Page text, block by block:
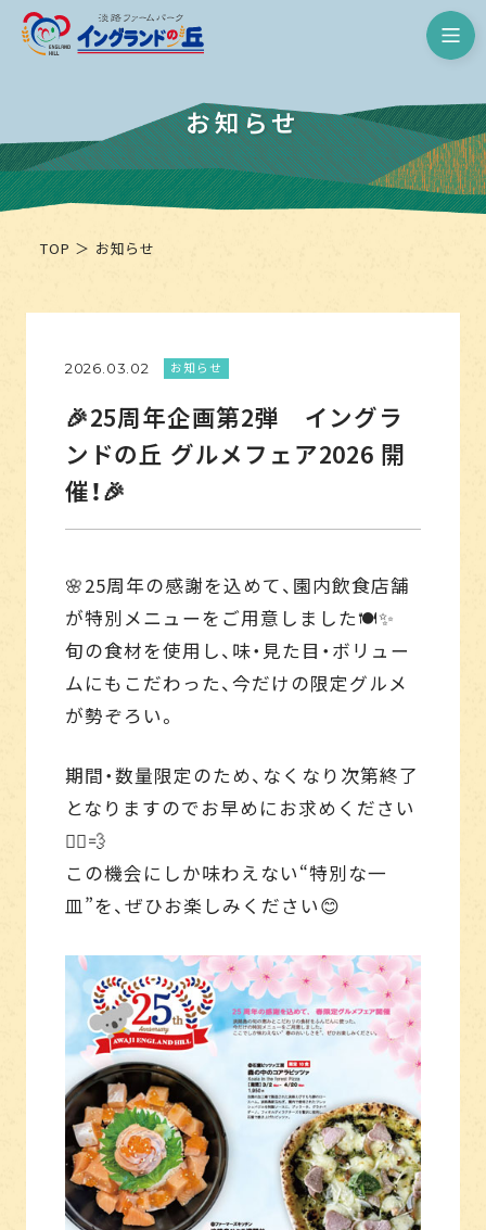
淡路ファームパーク イングラン
お知らせ
TOP お知らせ
2026.03.02 お知らせ
🎉25周年企画第2弾 イングラ
ンドの丘 グルメフェア2026 開
催！🎉
🌸25周年の感謝を込めて、園内飲食店舗
が特別メニューをご用意しました🍽️✨
旬の食材を使用し、味・見た目・ボリュー
ムにもこだわった、今だけの限定グルメ
が勢ぞろい。
期間・数量限定のため、なくなり次第終了
となりますのでお早めにお求めください
🏃‍♂️💨
この機会にしか味わえない“特別な一
皿”を、ぜひお楽しみください😊